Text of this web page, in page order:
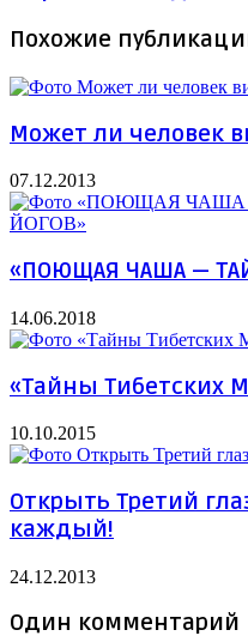
Похожие
Может ли человек
07.12.2013
«ПОЮЩАЯ ЧАША —
14.06.2018
«Тайны Тибетских
10.10.2015
Открыть Третий
каждый!
24.12.2013
Один комментарий